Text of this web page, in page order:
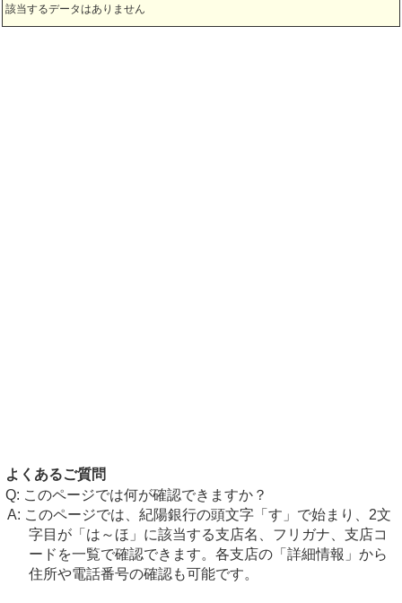
該当するデータはありません
よくあるご質問
このページでは何が確認できますか？
このページでは、紀陽銀行の頭文字「す」で始まり、2文
字目が「は～ほ」に該当する支店名、フリガナ、支店コ
ードを一覧で確認できます。各支店の「詳細情報」から
住所や電話番号の確認も可能です。